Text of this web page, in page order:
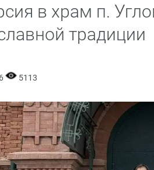
в храм п.
традиции
5113